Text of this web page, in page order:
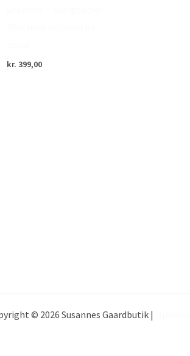
kr. 399,00
© 2026 Susannes Gaardbutik |